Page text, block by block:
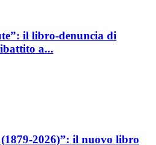
il libro-denuncia di
a...
2026)”: il nuovo libro